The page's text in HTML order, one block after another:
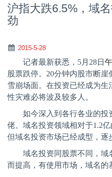
沪指大跌6.5%，域
劲
2015-5-28
记者最新获悉， 5月 28日
股票跌停。 20分钟内股市断崖
雪崩场面。在投资已经成为
性灾难必将波及较多人。
如今深入到各行各业的投
佬。域名投资领域相对于1.2亿
但域名投资市场已经成型，逐
域名投资同股票不同，域
而提高，有使用市场，域名的